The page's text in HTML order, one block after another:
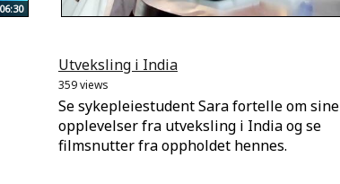
06:30
Utveksling i India
359 views
Se sykepleiestudent Sara fortelle om sine
opplevelser fra utveksling i India og se
filmsnutter fra oppholdet hennes.